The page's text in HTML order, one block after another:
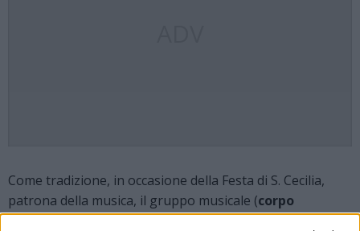
Come tradizione, in occasione della Festa di S. Cecilia,
patrona della musica, il gruppo musicale (corpo
musicale amici della Musica) organizza il suo concerto